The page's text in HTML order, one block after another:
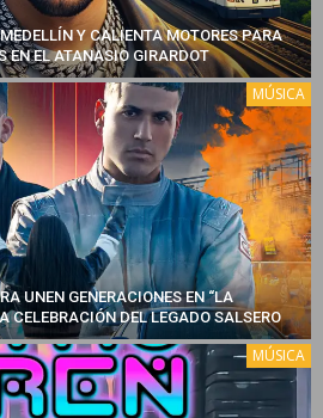
Y CALIENTA MOTORES PARA
EN EL ATANASIO GIRARDOT
MÚSICA
UNEN GENERACIONES EN “LA
CELEBRACIÓN DEL LEGADO SALSERO
MÚSICA